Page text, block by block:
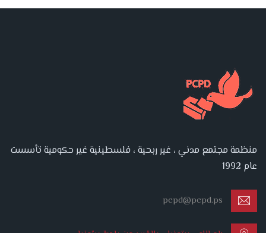
منظمة مجتمع مدني ، غير ربحية ، فلسطينية غير حكومية تأسست
عام 1992
pcpd@pcpd.ps